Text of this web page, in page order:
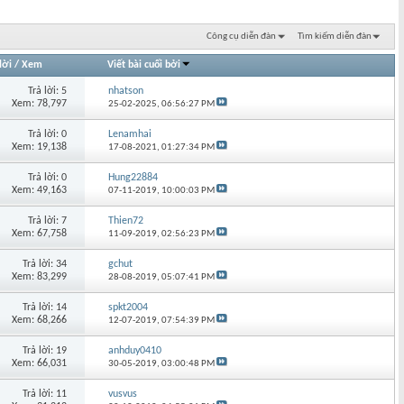
Công cụ diễn đàn Tìm kiếm diễn đàn
/ Xem Viết bài cuối bởi
Trả lời: 5
Xem: 78,797
nhatson
25-02-2025,06:56:27 PM
Trả lời: 0
Xem: 19,138
Lenamhai
17-08-2021,01:27:34 PM
Trả lời: 0
Xem: 49,163
Hung22884
07-11-2019, 10:00:03 PM
Trả lời: 7
Xem: 67,758
Thien72
11-09-2019,02:56:23 PM
Trả lời: 34
Xem: 83,299
gchut
28-08-2019,05:07:41 PM
Trả lời: 14
Xem: 68,266
spkt2004
12-07-2019,07:54:39 PM
Trả lời: 19
Xem: 66,031
anhduy0410
30-05-2019,03:00:48 PM
Trả lời: 11
vusvus